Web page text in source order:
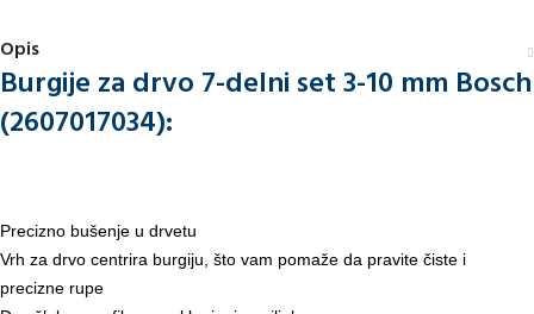
Opis
Burgije za drvo 7-delni set 3-10 mm Bosch
(2607017034):
Precizno bušenje u drvetu
Vrh za drvo centrira burgiju, što vam pomaže da pravite čiste i
precizne rupe